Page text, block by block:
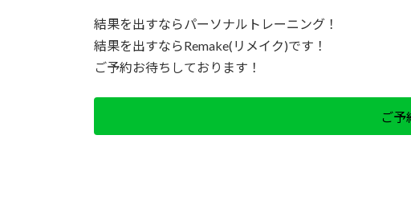
結果を出すならパーソナルトレーニング！
結果を出すならRemake(リメイク)です！
ご予約お待ちしております！
ご予